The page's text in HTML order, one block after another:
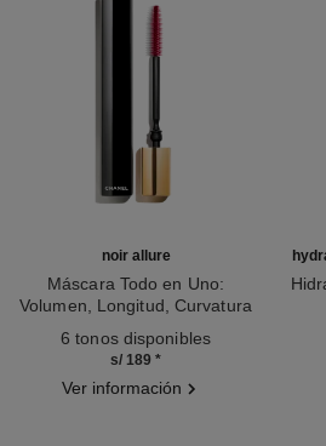
noir allure
Máscara Todo en Uno:
Volumen, Longitud, Curvatura
6 tonos disponibles
s/ 189 *
Ver información